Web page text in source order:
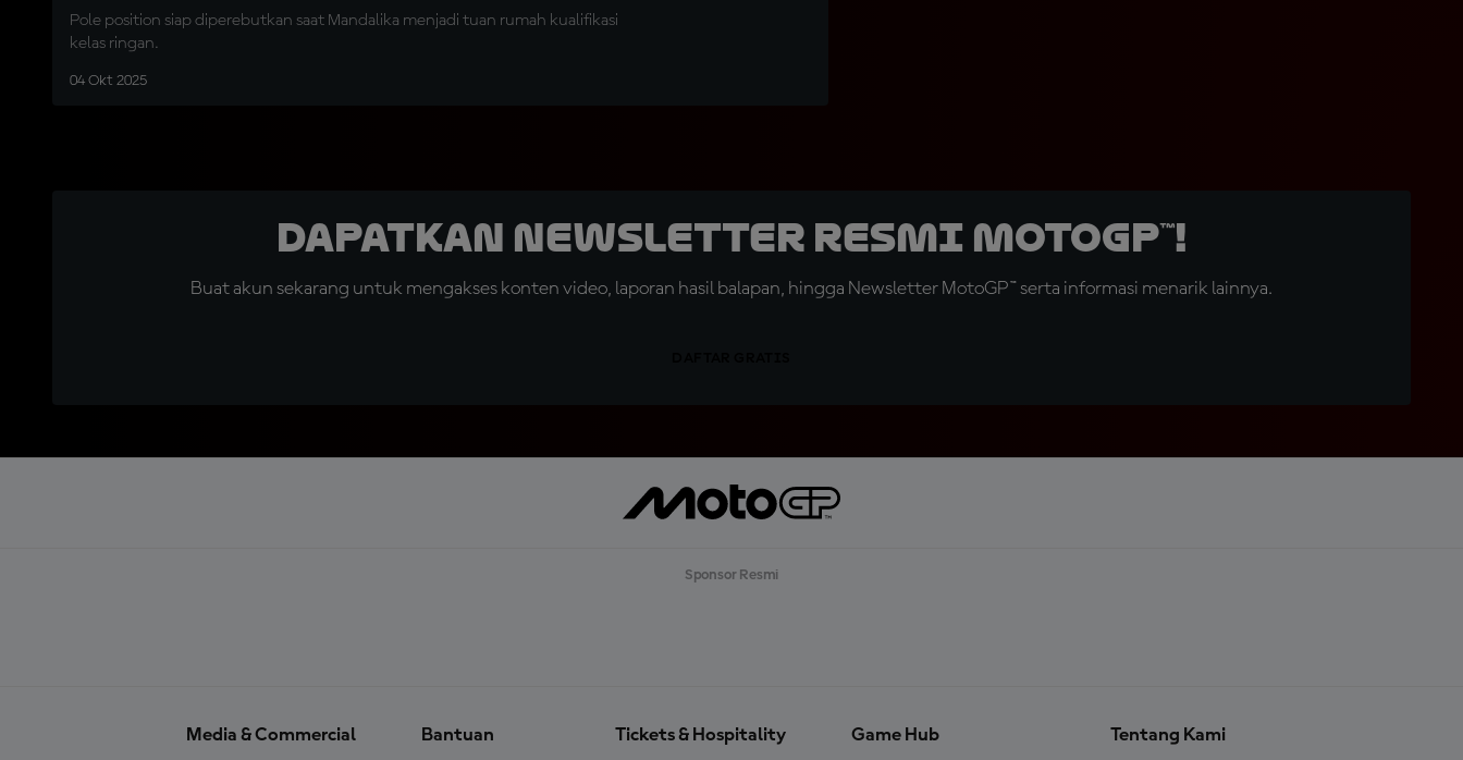
Pole position siap diperebutkan saat Mandalika menjadi tuan rumah kualifikasi
kelas ringan.
04 Okt 2025
Dapatkan Newsletter Resmi MotoGP™!
Buat akun sekarang untuk mengakses konten video, laporan hasil balapan, hingga Newsletter MotoGP™ serta informasi menarik lainnya.
Sponsor Resmi
Media & Commercial Bantuan Tickets & Hospitality Game Hub Tentang Kami